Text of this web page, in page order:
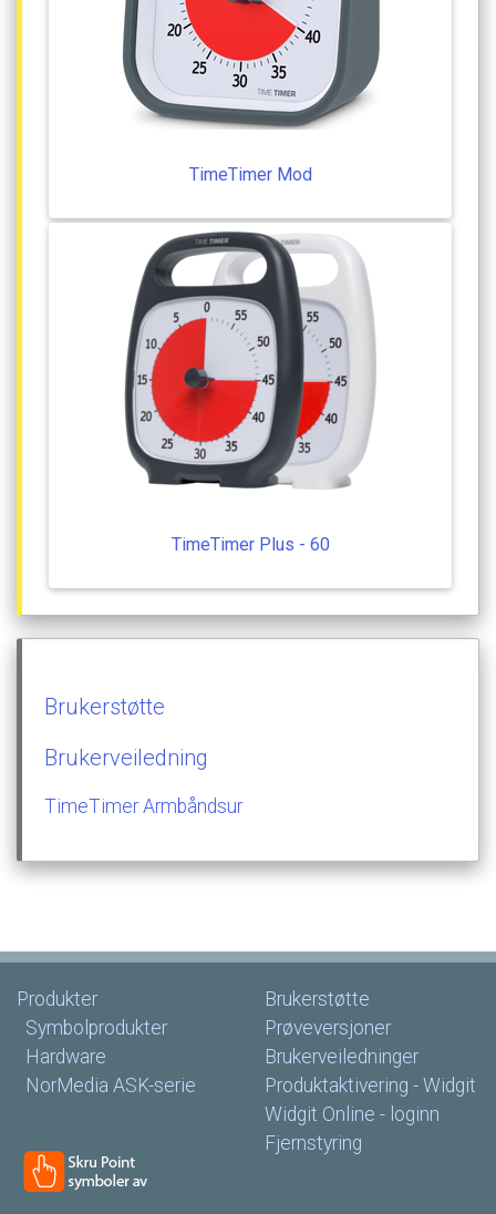
TimeTimer Mod
TimeTimer Plus - 60
Brukerstøtte
Brukerveiledning
TimeTimer Armbåndsur
Produkter
Symbolprodukter
Hardware
NorMedia ASK-serie
Brukerstøtte
Prøveversjoner
Brukerveiledninger
Produktaktivering - Widgit
Widgit Online - loginn
Fjernstyring